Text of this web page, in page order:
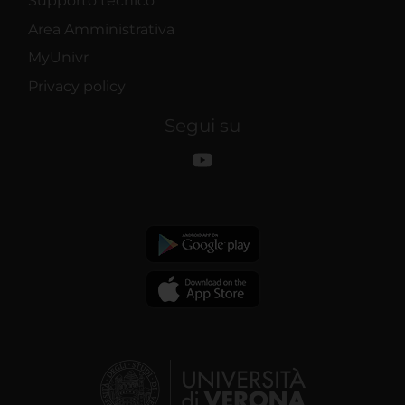
Area Amministrativa
MyUnivr
Privacy policy
Segui su